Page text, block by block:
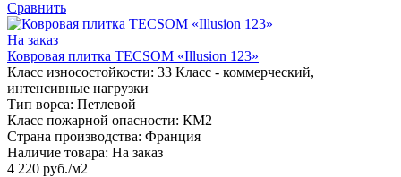
Сравнить
На заказ
Ковровая плитка TECSOM «Illusion 123»
Класс износостойкости: 33 Класс - коммерческий,
интенсивные нагрузки
Тип ворса: Петлевой
Класс пожарной опасности: КМ2
Страна производства: Франция
Наличие товара: На заказ
4 220 руб./м2